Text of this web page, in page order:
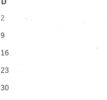
D
2
9
16
23
30